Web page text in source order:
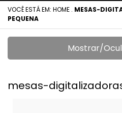
VOCÊ ESTÁ EM: HOME . MESAS-
PEQUENA
Mostrar/
mesas-